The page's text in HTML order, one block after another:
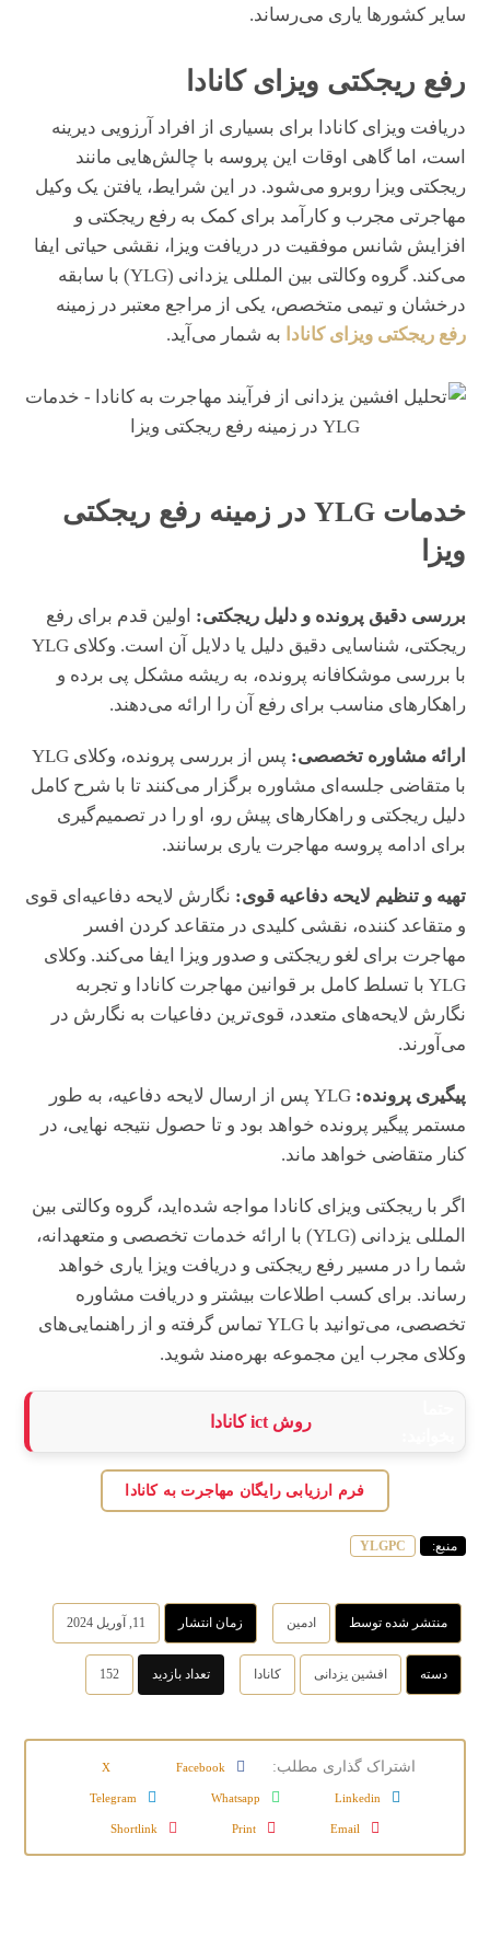
سایر کشورها یاری می‌رساند.
رفع ریجکتی ویزای کانادا
دریافت ویزای کانادا برای بسیاری از افراد آرزویی دیرینه
است، اما گاهی اوقات این پروسه با چالش‌هایی مانند
ریجکتی ویزا روبرو می‌شود. در این شرایط، یافتن یک وکیل
مهاجرتی مجرب و کارآمد برای کمک به رفع ریجکتی و
افزایش شانس موفقیت در دریافت ویزا، نقشی حیاتی ایفا
می‌کند. گروه وکالتی بین المللی یزدانی (YLG) با سابقه
درخشان و تیمی متخصص، یکی از مراجع معتبر در زمینه
رفع ریجکتی ویزای کانادا به شمار می‌آید.
خدمات YLG در زمینه رفع ریجکتی
ویزا
بررسی دقیق پرونده و دلیل ریجکتی: اولین قدم برای رفع
ریجکتی، شناسایی دقیق دلیل یا دلایل آن است. وکلای YLG
با بررسی موشکافانه پرونده، به ریشه مشکل پی برده و
راهکارهای مناسب برای رفع آن را ارائه می‌دهند.
ارائه مشاوره تخصصی:
پس از بررسی پرونده، وکلای YLG
با متقاضی جلسه‌ای مشاوره برگزار می‌کنند تا با شرح کامل
دلیل ریجکتی و راهکارهای پیش رو، او را در تصمیم‌گیری
برای ادامه پروسه مهاجرت یاری برسانند.
تهیه و تنظیم لایحه دفاعیه قوی: نگارش لایحه دفاعیه‌ای قوی
و متقاعد کننده، نقشی کلیدی در متقاعد کردن افسر
مهاجرت برای لغو ریجکتی و صدور ویزا ایفا می‌کند. وکلای
YLG با تسلط کامل بر قوانین مهاجرت کانادا و تجربه
نگارش لایحه‌های متعدد، قوی‌ترین دفاعیات به نگارش در
می‌آورند.
پیگیری پرونده:
YLG پس از ارسال لایحه دفاعیه، به طور
مستمر پیگیر پرونده خواهد بود و تا حصول نتیجه نهایی، در
کنار متقاضی خواهد ماند.
اگر با ریجکتی ویزای کانادا مواجه شده‌اید، گروه وکالتی بین
المللی یزدانی (YLG) با ارائه خدمات تخصصی و متعهدانه،
شما را در مسیر رفع ریجکتی و دریافت ویزا یاری خواهد
رساند. برای کسب اطلاعات بیشتر و دریافت مشاوره
تخصصی، می‌توانید با YLG تماس گرفته و از راهنمایی‌های
وکلای مجرب این مجموعه بهره‌مند شوید.
روش ict کانادا
فرم ارزیابی رایگان مهاجرت به کانادا
منبع: YLGPC
منتشر شده توسط ادمین زمان انتشار 11, آوریل 2024
دسته افشین یزدانی کانادا تعداد بازدید 152
Facebook
X
Linkedin
Whatsapp
Telegram
Email
Print
Shortlink